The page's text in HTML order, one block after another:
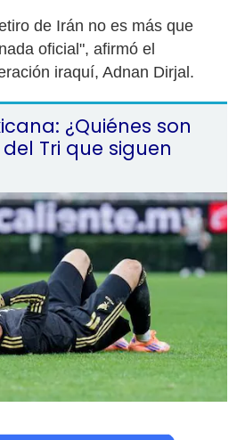
de Irán no es más que
oficial", afirmó el
iraquí, Adnan Dirjal.
¿Quiénes son
Tri que siguen